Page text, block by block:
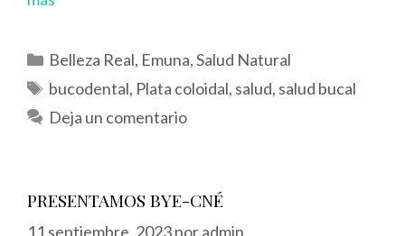
Categorías
Belleza Real, Emuna,Salud Natural
Etiquetas
bucodental, Plata coloidal, salud, salud bucal
Deja un comentario
PRESENTAMOS BYE-CNÉ
11 septiembre, 2023poradmin